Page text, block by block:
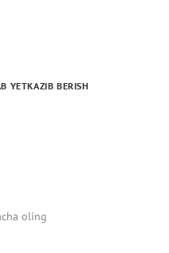
YETKAZIB BERISH
oling